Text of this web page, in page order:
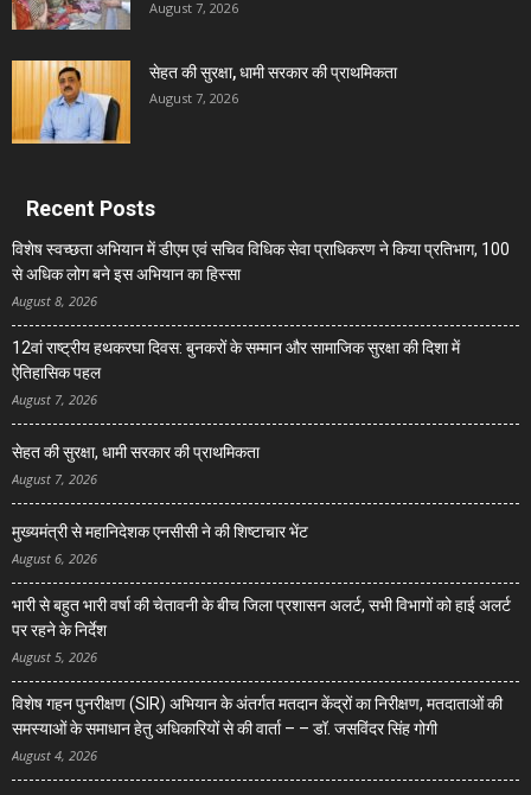
August 7, 2026
सेहत की सुरक्षा, धामी सरकार की प्राथमिकता
August 7, 2026
Recent Posts
विशेष स्वच्छता अभियान में डीएम एवं सचिव विधिक सेवा प्राधिकरण ने किया प्रतिभाग, 100
से अधिक लोग बने इस अभियान का हिस्सा
August 8, 2026
12वां राष्ट्रीय हथकरघा दिवस: बुनकरों के सम्मान और सामाजिक सुरक्षा की दिशा में
ऐतिहासिक पहल
August 7, 2026
सेहत की सुरक्षा, धामी सरकार की प्राथमिकता
August 7, 2026
मुख्यमंत्री से महानिदेशक एनसीसी ने की शिष्टाचार भेंट
August 6, 2026
भारी से बहुत भारी वर्षा की चेतावनी के बीच जिला प्रशासन अलर्ट, सभी विभागों को हाई अलर्ट
पर रहने के निर्देश
August 5, 2026
विशेष गहन पुनरीक्षण (SIR) अभियान के अंतर्गत मतदान केंद्रों का निरीक्षण, मतदाताओं की
समस्याओं के समाधान हेतु अधिकारियों से की वार्ता – – डॉ. जसविंदर सिंह गोगी
August 4, 2026